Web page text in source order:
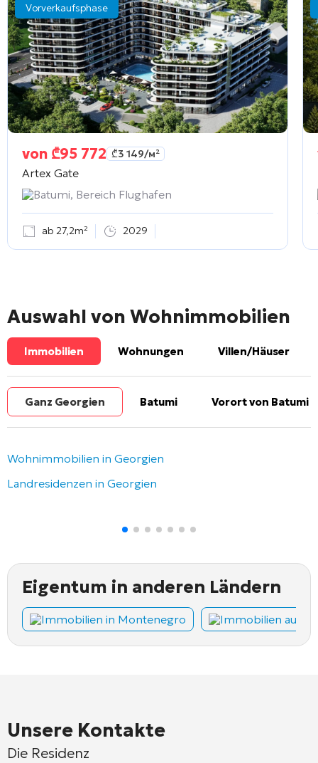
Vorverkaufsphase
von ₾95 772 ₾3 149/м²
Artex Gate
Batumi, Bereich Flughafen
ab 27,2m² 2029
Auswahl von Wohnimmobilien
Immobilien Wohnungen Villen/Häuser
Ganz Georgien Batumi Vorort von Batumi
Wohnimmobilien in Georgien
Landresidenzen in Georgien
Eigentum in anderen Ländern
Immobilien in Montenegro Immobilien auf
Unsere Kontakte
Die Residenz